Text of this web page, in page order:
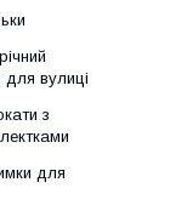
вулиці
з
для